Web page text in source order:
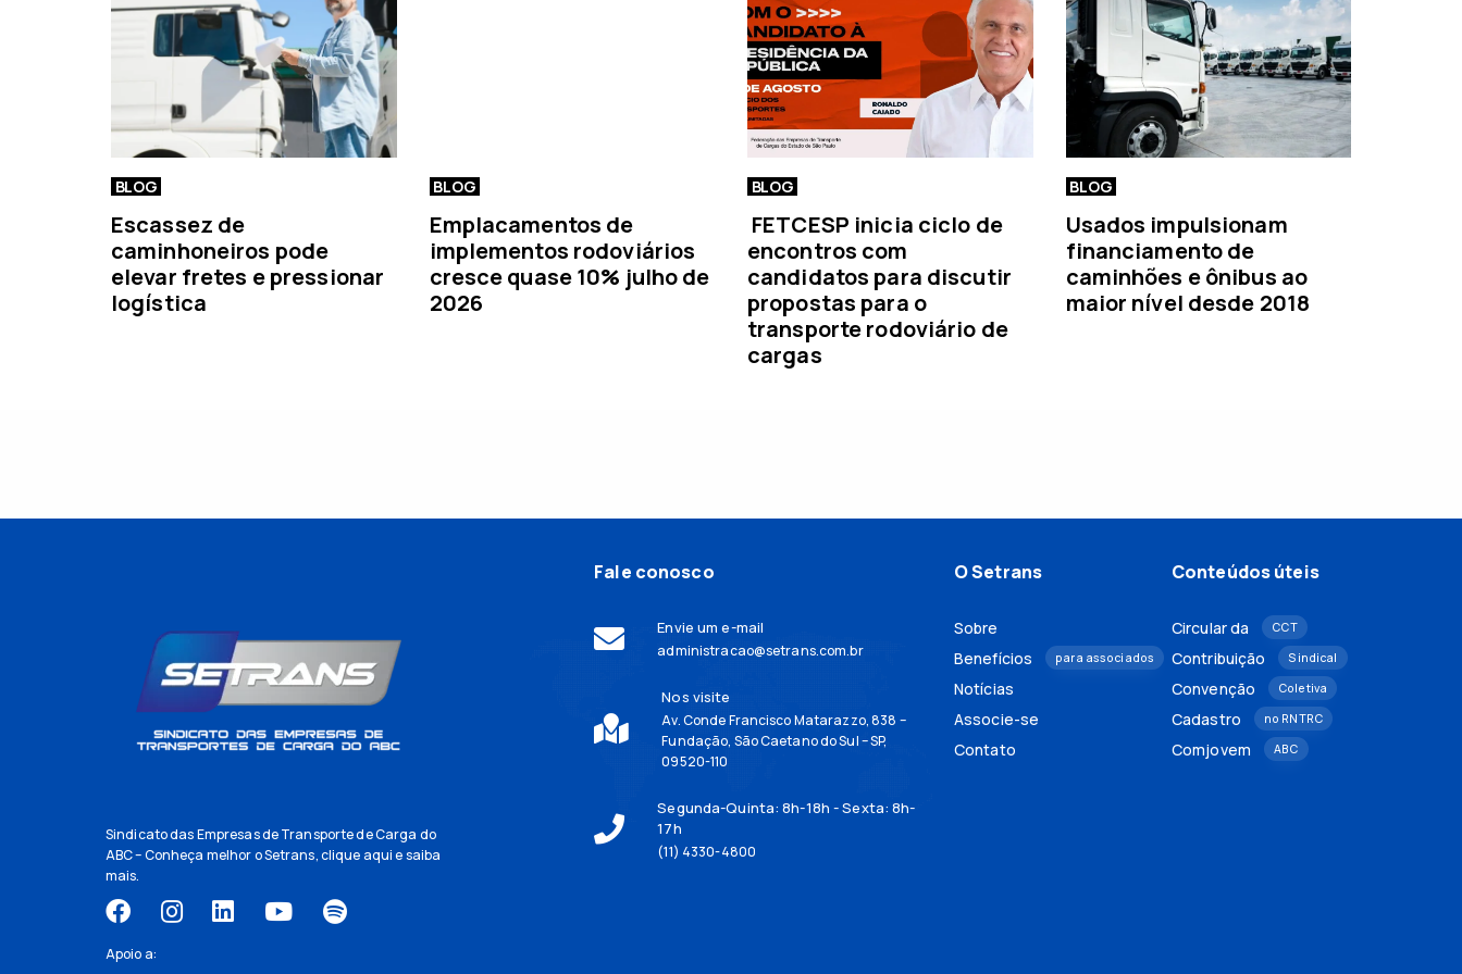
o
BLOG
Escassez de
caminhoneiros pode
elevar fretes e pressionar
logística
BLOG
Emplacamentos de
implementos rodoviários
cresce quase 10% julho de
2026
BLOG
FETCESP inicia ciclo de
encontros com
candidatos para discutir
propostas para o
transporte rodoviário de
cargas
BLOG
Usados impulsionam
financiamento de
caminhões e ônibus ao
maior nível desde 2018
Sindicato das Empresas de Transporte de Carga do
ABC – Conheça melhor o Setrans,clique aquie saiba
mais.
Apoio a:
Fale conosco
Envie um e-mail
administracao@setrans.com.br
Nos visite
Av. Conde Francisco Matarazzo, 838 –
Fundação, São Caetano do Sul – SP,
09520-110
Segunda-Quinta: 8h-18h - Sexta: 8h-
17h
(11) 4330-4800
O Setrans
Sobre
Benefícios
para associados
Notícias
Associe-se
Contato
Conteúdos úteis
Circular da CCT
Contribuição Sindical
Convenção Coletiva
Cadastro no RNTRC
Comjovem ABC